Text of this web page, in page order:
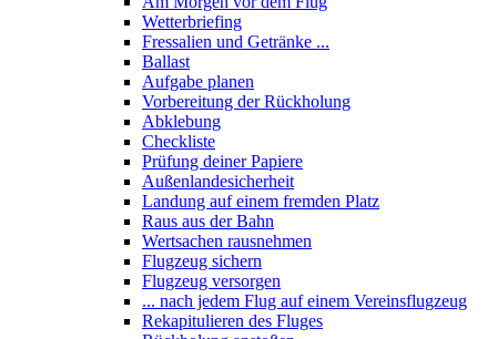
Wetterbriefing
Fressalien und Getränke ...
Ballast
Aufgabe planen
Vorbereitung der Rückholung
Abklebung
Checkliste
Prüfung deiner Papiere
Außenlandesicherheit
Landung auf einem fremden Platz
Raus aus der Bahn
Wertsachen rausnehmen
Flugzeug sichern
Flugzeug versorgen
... nach jedem Flug auf einem Vereinsflugzeug
Rekapitulieren des Fluges